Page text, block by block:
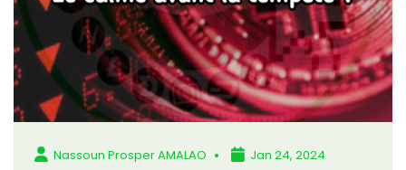
Nassoun Prosper AMALAO Jan 24, 2024